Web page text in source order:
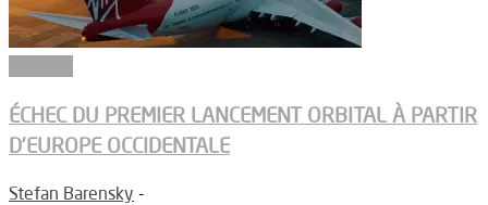
ÉCHEC DU PREMIER LANCEMENT ORBITAL À PARTIR
D’EUROPE OCCIDENTALE
Stefan Barensky -